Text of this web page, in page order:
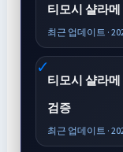
티모시 샬라
최근 업데이트 ·
티모시 샬라
검증
최근 업데이트 ·